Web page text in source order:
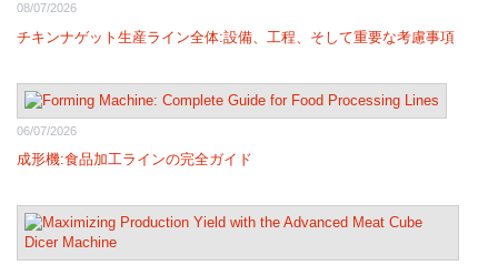
08/07/2026
チキンナゲット生産ライン全体:設備、工程、そして重要な考慮事項
06/07/2026
成形機:食品加工ラインの完全ガイド